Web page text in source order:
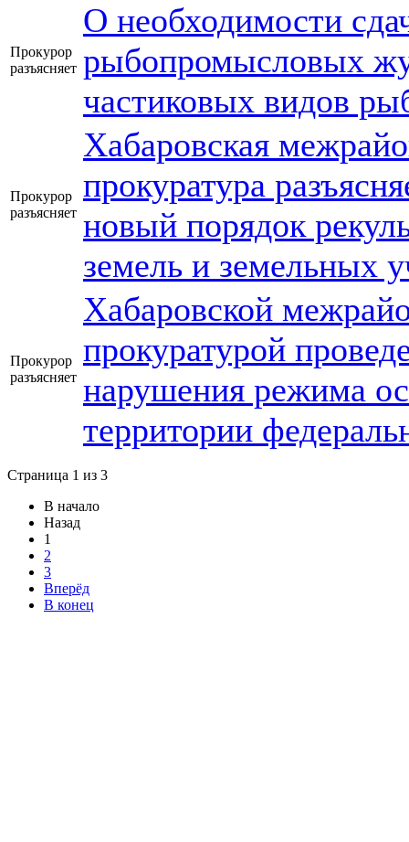
Прокурор
разъясняет
О необходимости
рыбопромысловых
частиковых видов
Прокурор
разъясняет
Хабаровская
прокуратура
новый порядок
земель и земельных
Прокурор
разъясняет
Хабаровской
прокуратурой
нарушения режима
территории
Страница 1 из 3
В начало
Назад
1
2
3
Вперёд
В конец